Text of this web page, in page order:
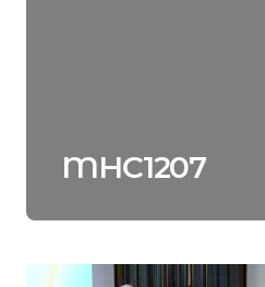
MHC1207